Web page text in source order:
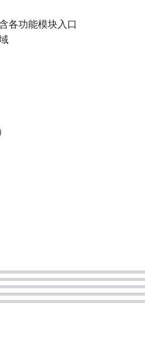
各功能模块入口